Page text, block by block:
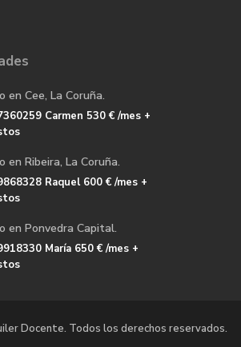
en Cee, La Coruña.
Carmen 530 €/mes +
en Ribeira, La Coruña.
Raquel600 €/mes +
en Ponvedra Capital.
María 650 €/mes +
Docente. Todos los derechos reservados.